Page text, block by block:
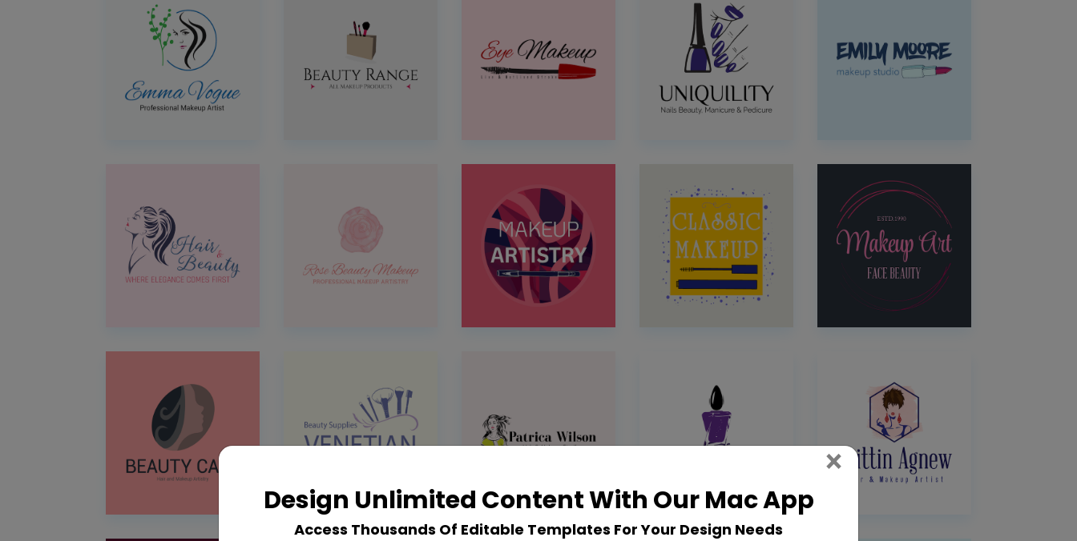
Design Unlimited Content With Our Mac App
Access Thousands Of Editable Templates For Your Design Needs
× Close